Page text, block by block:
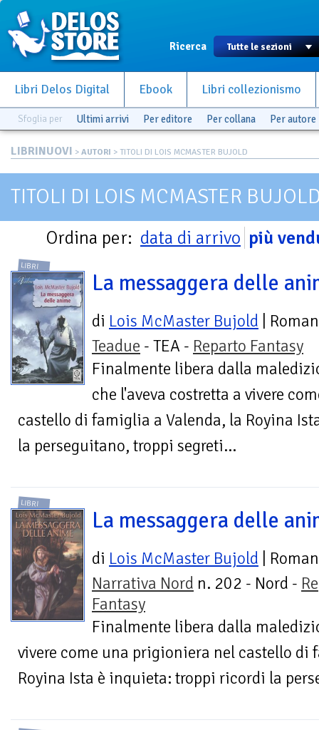
Ricerca
Libri Delos Digital Ebook Libri collezionismo
Sfoglia per Ultimi arrivi Per editore Per collana Per autore
LIBRINUOVI > AUTORI > TITOLI DI LOIS MCMASTER BUJOLD
TITOLI DI LOIS MCMASTER
Ordina per: data di arrivo più
LIBRI
La messaggera delle
di Lois McMaster Bujold |
Teadue - TEA - Reparto Fantasy
Finalmente libera dalla
che l'aveva costretta a vivere
castello di famiglia a Valenda, la Royina
la perseguitano, troppi segreti...
LIBRI
La messaggera delle
di Lois McMaster Bujold |
Narrativa Nord n. 202 - Nord -
Fantasy
Finalmente libera dalla
vivere come una prigioniera nel castello di
Royina Ista è inquieta: troppi ricordi la